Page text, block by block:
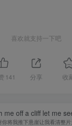
喜欢就支持一下吧
141 分享 收
me off a cliff let me
你将我推下悬崖让我看清整